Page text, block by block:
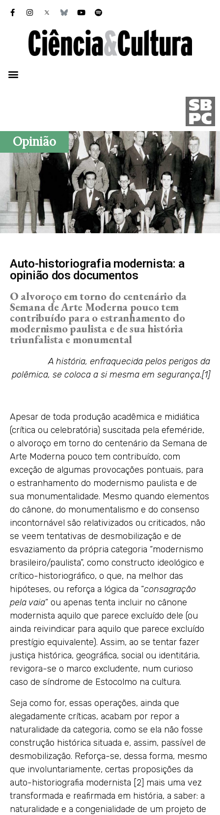
Opinião
Auto-historiografia modernista: a
opinião dos documentos
O alvoroço em torno do centenário da
Semana de Arte Moderna pouco tem
contribuído para o estranhamento do
modernismo paulista e de sua história
triunfalista e monumental
A história, enfraquecida pelos perigos da
polêmica, se coloca a si mesma em segurança.[1]
Apesar de toda produção acadêmica e midiática
(crítica ou celebratória) suscitada pela efeméride,
o alvoroço em torno do centenário da Semana de
Arte Moderna pouco tem contribuído, com
exceção de algumas provocações pontuais, para
o estranhamento do modernismo paulista e de
sua monumentalidade. Mesmo quando elementos
do cânone, do monumentalismo e do consenso
incontornável são relativizados ou criticados, não
se veem tentativas de desmobilização e de
esvaziamento da própria categoria “modernismo
brasileiro/paulista”, como constructo ideológico e
crítico-historiográfico, o que, na melhor das
hipóteses, ou reforça a lógica da “consagração
pela vaia” ou apenas tenta incluir no cânone
modernista aquilo que parece excluído dele (ou
ainda reivindicar para aquilo que parece excluído
prestígio equivalente). Assim, ao se tentar fazer
justiça histórica, geográfica, social ou identitária,
revigora-se o marco excludente, num curioso
caso de síndrome de Estocolmo na cultura.
Seja como for, essas operações, ainda que
alegadamente críticas, acabam por repor a
naturalidade da categoria, como se ela não fosse
construção histórica situada e, assim, passível de
desmobilização. Reforça-se, dessa forma, mesmo
que involuntariamente, certas proposições da
auto-historiografia modernista [2] mais uma vez
transformada e reafirmada em história, a saber: a
naturalidade e a congenialidade de um projeto de